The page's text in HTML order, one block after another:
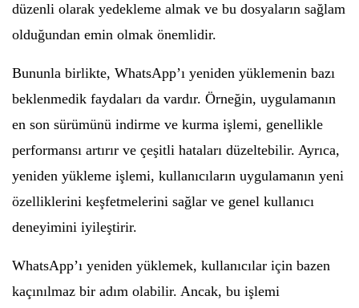
düzenli olarak yedekleme almak ve bu dosyaların sağlam
olduğundan emin olmak önemlidir.
Bununla birlikte, WhatsApp’ı yeniden yüklemenin bazı
beklenmedik faydaları da vardır. Örneğin, uygulamanın
en son sürümünü indirme ve kurma işlemi, genellikle
performansı artırır ve çeşitli hataları düzeltebilir. Ayrıca,
yeniden yükleme işlemi, kullanıcıların uygulamanın yeni
özelliklerini keşfetmelerini sağlar ve genel kullanıcı
deneyimini iyileştirir.
WhatsApp’ı yeniden yüklemek, kullanıcılar için bazen
kaçınılmaz bir adım olabilir. Ancak, bu işlemi